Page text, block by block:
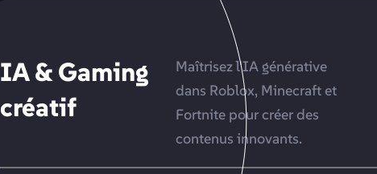
IA & Gaming
créatif
Maîtrisez l'IA générative
dans Roblox, Minecraft et
Fortnite pour créer des
contenus innovants.